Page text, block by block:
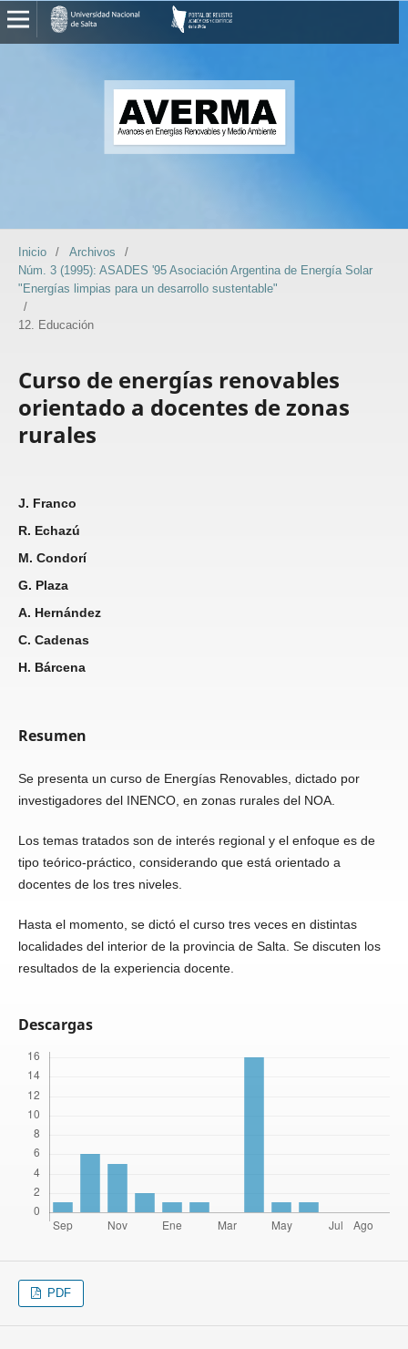
Inicio / Archivos
/
Núm. 3 (1995): ASADES '95 Asociación Argentina de Energía Solar
"Energías limpias para un desarrollo sustentable"
/
12. Educación
Curso de energías renovables
orientado a docentes de zonas
rurales
J. Franco
R. Echazú
M. Condorí
G. Plaza
A. Hernández
C. Cadenas
H. Bárcena
Resumen
Se presenta un curso de Energías Renovables, dictado por
investigadores del INENCO, en zonas rurales del NOA.
Los temas tratados son de interés regional y el enfoque es de
tipo teórico-práctico, considerando que está orientado a
docentes de los tres niveles.
Hasta el momento, se dictó el curso tres veces en distintas
localidades del interior de la provincia de Salta. Se discuten los
resultados de la experiencia docente.
Descargas
PDF